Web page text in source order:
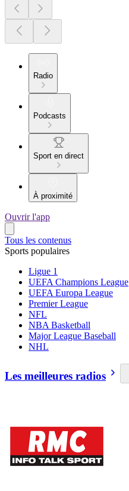
Radio
Podcasts
Sport en direct
À proximité
Ouvrir l'app
Tous les contenus
Sports populaires
Ligue 1
UEFA Champions League
UEFA Europa League
Premier League
NFL
NBA Basketball
Major League Baseball
NHL
Les meilleures radios